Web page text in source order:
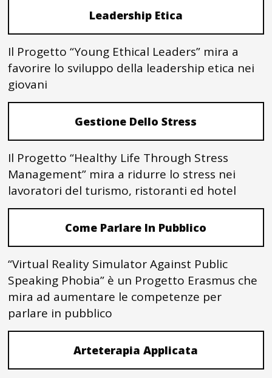
Leadership Etica
Il Progetto “Young Ethical Leaders” mira a
favorire lo sviluppo della leadership etica nei
giovani
Gestione Dello Stress
Il Progetto “Healthy Life Through Stress
Management” mira a ridurre lo stress nei
lavoratori del turismo, ristoranti ed hotel
Come Parlare In Pubblico
“Virtual Reality Simulator Against Public
Speaking Phobia” è un Progetto Erasmus che
mira ad aumentare le competenze per
parlare in pubblico
Arteterapia Applicata